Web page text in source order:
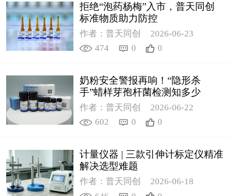
拒绝“泡药杨梅”入市，普天同创
标准物质助力防控
作者：普天同创
2026-06-23
474
0 0
奶粉安全警报再响！“隐形杀
手”蜡样芽孢杆菌检测知多少
作者：普天同创
2026-06-22
602
0 0
计量仪器 | 三款引伸计标定仪精准
解决选型难题
作者：普天同创
2026-06-18